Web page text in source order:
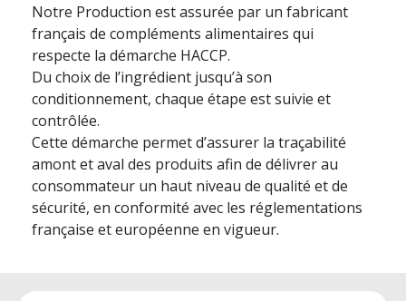
Notre Production est assurée par un fabricant
français de compléments alimentaires qui
respecte la démarche HACCP.
Du choix de l’ingrédient jusqu’à son
conditionnement, chaque étape est suivie et
contrôlée.
Cette démarche permet d’assurer la traçabilité
amont et aval des produits afin de délivrer au
consommateur un haut niveau de qualité et de
sécurité, en conformité avec les réglementations
française et européenne en vigueur.